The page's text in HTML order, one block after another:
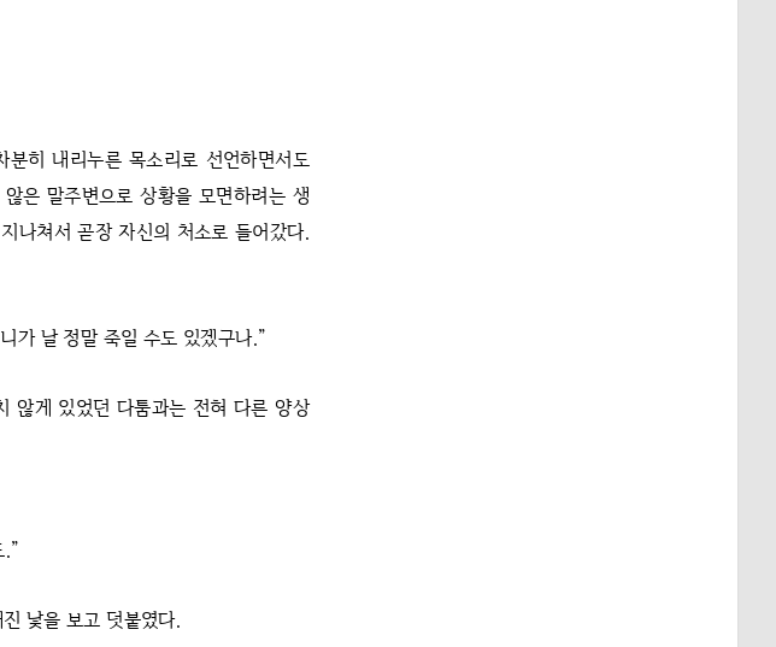
히 내리누른 목소리로 선언하면서도
은 말주변으로 상황을 모면하려는 생
나쳐서 곧장 자신의 처소로 들어갔다.
가 날 정말 죽일 수도 있겠구나.”
않게 있었던 다툼과는 전혀 다른 양상
낯을 보고 덧붙였다.